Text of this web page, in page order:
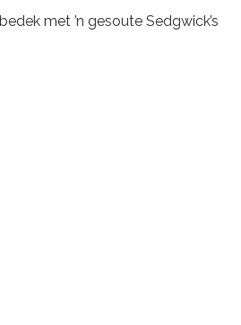
met ’n gesoute Sedgwick’s